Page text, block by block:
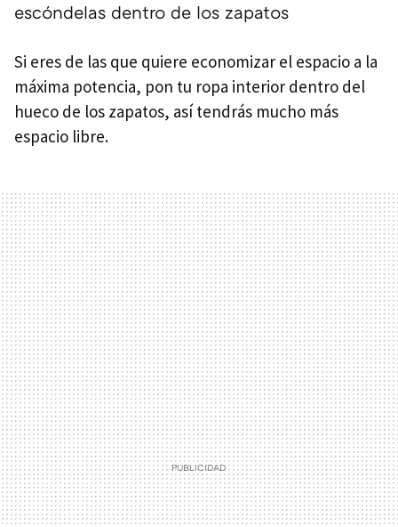
escóndelas dentro de los zapatos
Si eres de las que quiere economizar el espacio a la
máxima potencia, pon tu ropa interior dentro del
hueco de los zapatos, así tendrás mucho más
espacio libre.